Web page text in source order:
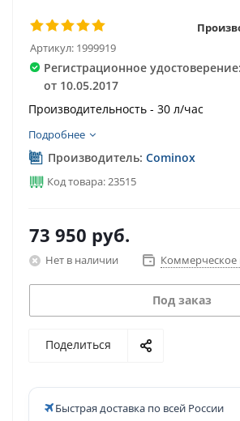
Артикул: 1999919
Регистрационное
от 10.05.2017
Производительность - 30 л/час
Подробнее
Производитель: Cominox
Код товара: 23515
73 950 руб.
Нет в наличии
Под заказ
Поделиться
Быстрая доставка по всей России